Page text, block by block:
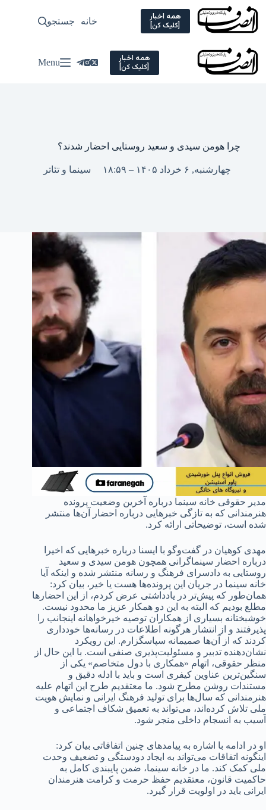
Skip
content
همه اخبار
[کلیک کن] خانه سیاسی
جستجو
همه اخبار
[کلیک کن] Menu
چرا هومن سیدی و سعید روستایی احضار شدند؟
چهارشنبه, ۶ خرداد ۱۴۰۵ – ۱۸:۵۹ سینما و تئاتر
مدیر حقوقی خانه سینما درباره آخرین وضعیت پرونده‌
هنرمندانی که به تازگی خبرهایی درباره احضار آن‌ها منتشر
شده است، توضیحاتی ارائه کرد.
مهدی کوهیان در گفت‌وگو با ایسنا درباره خبرهایی که اخیرا
درباره احضار سینماگرانی همچون هومن سیدی و سعید
روستایی به دادسرای فرهنگ و رسانه منتشر شده و اینکه آیا
خانه سینما در جریان این پرونده‌ها هست یا خیر، بیان کرد:
همان‌طور که پیش‌تر در یادداشتی عرض کردم، از این احضارها
مطلع بودیم که البته به این دو همکار عزیز ما محدود نیست.
خوشبختانه بسیاری از همکاران توصیه خیرخواهانه اینجانب را
پذیرفتند و از انتشار هرگونه اطلاعات در رسانه‌ها خودداری
کردند که از آن‌ها صمیمانه سپاسگزارم. این رویکرد
نشان‌دهنده تدبیر و مسئولیت‌پذیری صنفی است. با این حال از
منظر حقوقی، اتهام «همکاری با دول متخاصم» یکی از
سنگین‌ترین عناوین کیفری است و باید با ادله دقیق و
مستندات روشن مطرح شود. ما معتقدیم طرح این اتهام علیه
هنرمندانی که سال‌ها برای تولید فرهنگ ایرانی و نمایش هویت
ملی تلاش کرده‌اند، می‌تواند به تعمیق شکاف اجتماعی و
آسیب به انسجام داخلی منجر شود.
او در ادامه با اشاره به پیامدهای چنین اتفاقاتی بیان کرد:
اینگونه اتفاقات می‌تواند به ایجاد دودستگی و تضعیف وحدت
ملی کمک کند. ما در خانه سینما، ضمن پایبندی کامل به
حاکمیت قانون، معتقدیم حفظ حرمت و کرامت هنرمندان
ایرانی باید در اولویت قرار گیرد.